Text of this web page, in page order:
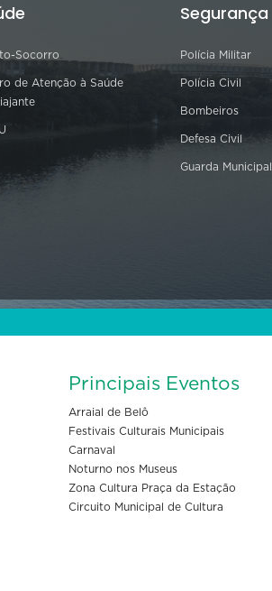
Socorro
de Atenção à Saúde
Segurança
Polícia Militar
Polícia Civil
Bombeiros
Defesa Civil
Guarda Municipal
Principais Eventos
Arraial de Belô
Festivais Culturais Municipais
Carnaval
Noturno nos Museus
Zona Cultura Praça da Estação
Circuito Municipal de Cultura